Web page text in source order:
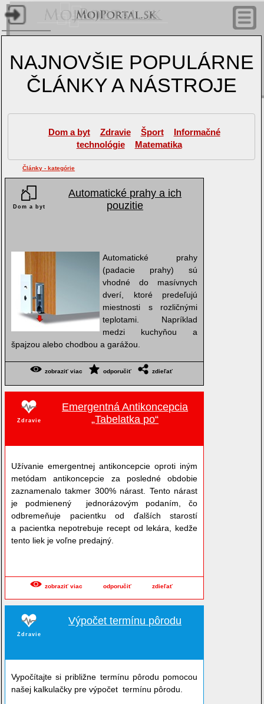
Hudobné
NAJNOVŠIE POPULÁRNE
ČLÁNKY A NÁSTROJE
Dom a byt Zdravie Šport
Informačné
technológie
Matematika
Články - kategórie
Automatické prahy a ich
pouzitie
Dom a byt
Automatické prahy
(padacie prahy) sú
vhodné do masívnych
dverí, ktoré predeľujú
miestnosti s rozličnými
teplotami. Napríklad
medzi kuchyňou a
špajzou alebo chodbou a garážou.
zobraziť viac odporučiť zdieľať
Emergentná Antikoncepcia
„Tabelatka po“
Zdravie
Užívanie emergentnej antikoncepcie oproti iným
metódam antikoncepcie za posledné obdobie
zaznamenalo takmer 300% nárast. Tento nárast
je podmienený jednorázovým podaním, čo
odbremeňuje pacientku od ďalších starostí
a pacientka nepotrebuje recept od lekára, kedže
tento liek je voľne predajný.
zobraziť viac odporučiť zdieľať
Výpočet termínu pôrodu
Zdravie
Vypočítajte si približne termínu pôrodu pomocou
našej kalkulačky pre výpočet termínu pôrodu.